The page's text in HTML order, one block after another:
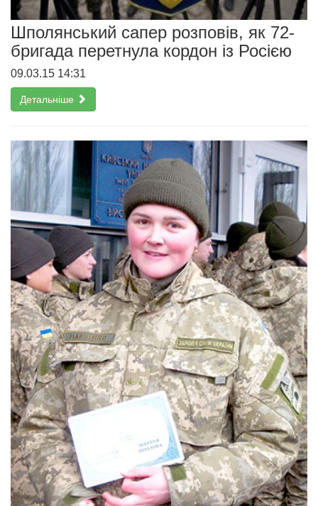
Шполянський сапер розповів, як 72-
бригада перетнула кордон із Росією
09.03.15 14:31
Детальніше